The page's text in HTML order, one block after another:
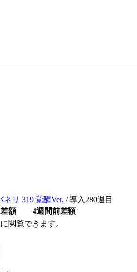
リ 319 覚醒Ver. / 導入280週目
額
4週間前差額
閲覧できます。